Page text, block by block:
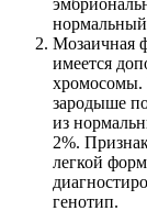
Мозаичная
имеется
хромосомы.
зародыше
из
2%.
легкой
генотип.